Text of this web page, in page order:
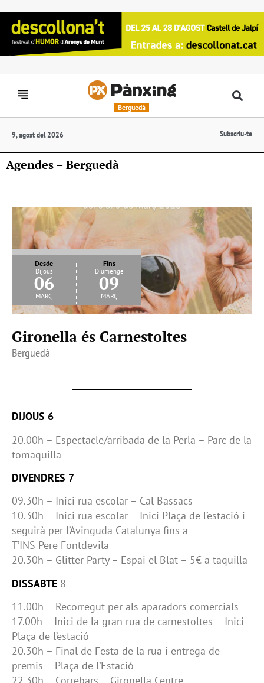
Berguedà
9, agost del 2026 Subscriu-te
Agendes – Berguedà
Desde
Dijous
06
març
Fins
Diumenge
09
març
Gironella és Carnestoltes
Berguedà
DIJOUS 6
20.00h – Espectacle/arribada de la Perla – Parc de la
tomaquilla
DIVENDRES 7
09.30h – Inici rua escolar – Cal Bassacs
10.30h – Inici rua escolar – Inici Plaça de l’estació i
seguirà per l’Avinguda Catalunya fins a
T’INS Pere Fontdevila
20.30h – Glitter Party – Espai el Blat – 5€ a taquilla
DISSABTE 8
11.00h – Recorregut per als aparadors comercials
17.00h – Inici de la gran rua de carnestoltes – Inici
Plaça de l’estació
20.30h – Final de Festa de la rua i entrega de
premis – Plaça de l’Estació